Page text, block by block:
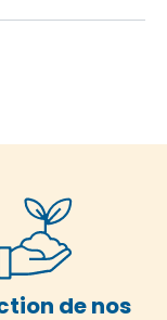
de nos